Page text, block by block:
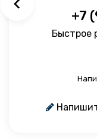
+7
Быстрое